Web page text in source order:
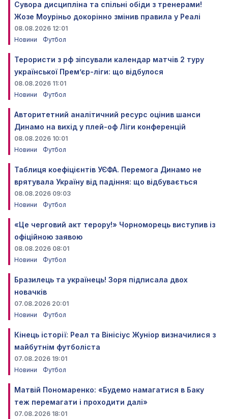
Сувора дисципліна та спільні обіди з тренерами!
Жозе Моуріньо докорінно змінив правила у Реалі
08.08.2026 12:01
Новини
Футбол
Терористи з рф зіпсували календар матчів 2 туру
української Прем’єр-ліги: що відбулося
08.08.2026 11:01
Новини
Футбол
Авторитетний аналітичний ресурс оцінив шанси
Динамо на вихід у плей-оф Ліги конференцій
08.08.2026 10:01
Новини
Футбол
Таблиця коефіцієнтів УЄФА. Перемога Динамо не
врятувала Україну від падіння: що відбувається
08.08.2026 09:03
Новини
Футбол
«Це черговий акт терору!» Чорноморець виступив із
офіційною заявою
08.08.2026 08:01
Новини
Футбол
Бразилець та українець! Зоря підписала двох
новачків
07.08.2026 20:01
Новини
Футбол
Кінець історії: Реал та Вінісіус Жуніор визначилися з
майбутнім футболіста
07.08.2026 19:01
Новини
Футбол
Матвій Пономаренко: «Будемо намагатися в Баку
теж перемагати і проходити далі»
07.08.2026 18:01